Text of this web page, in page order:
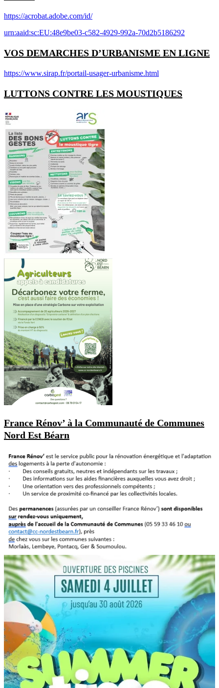
https://acrobat.adobe.com/id/
urn:aaid:sc:EU:48e9be03-c582-4929-992a-70d2b5186292
VOS DEMARCHES D’URBANISME EN LIGNE
https://www.sirap.fr/portail-usager-urbanisme.html
LUTTONS CONTRE LES MOUSTIQUES
France Rénov’ à la Communauté de Communes
Nord Est Béarn